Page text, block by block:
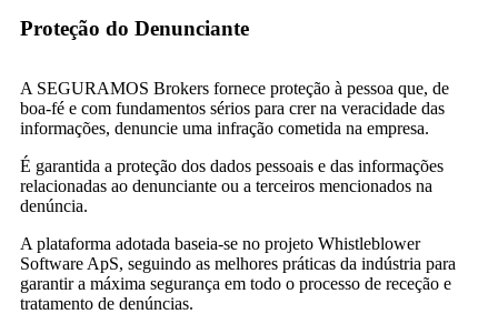
Proteção do Denunciante
A SEGURAMOS Brokers fornece proteção à pessoa que, de
boa-fé e com fundamentos sérios para crer na veracidade das
informações, denuncie uma infração cometida na empresa.
É garantida a proteção dos dados pessoais e das informações
relacionadas ao denunciante ou a terceiros mencionados na
denúncia.
A plataforma adotada baseia-se no projeto Whistleblower
Software ApS, seguindo as melhores práticas da indústria para
garantir a máxima segurança em todo o processo de receção e
tratamento de denúncias.